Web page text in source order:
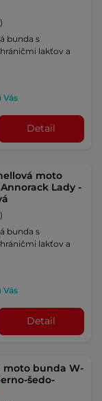
bunda s
lakťov a
Vás
Detail
moto
Lady -
bunda s
lakťov a
Vás
Detail
moto bunda W-
šedo-